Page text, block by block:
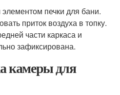
печки для бани.
приток воздуха в топку.
части каркаса и
зафиксирована.
камеры для